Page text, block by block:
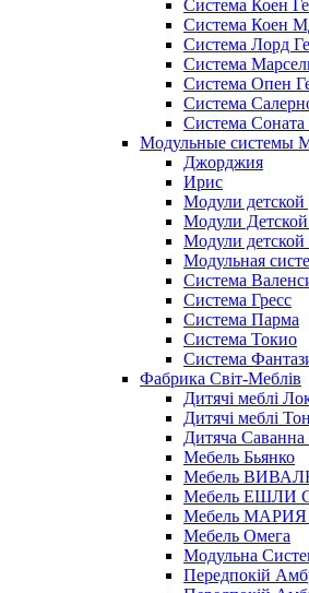
Система Коен
Система Коен
Система Лорд
Система
Система Опен
Система
Система Соната
Модульные системы
Джорджия
Ирис
Модули
Модули
Модули
Модульная
Система
Система Гресс
Система Парма
Система Токио
Система
Фабрика Світ-Меблів
Дитячі меблі
Дитячі меблі
Дитяча Саванна
Мебель Бьянко
Мебель
Мебель ЕШЛИ
Мебель
Мебель Омега
Модульна
Передпокій